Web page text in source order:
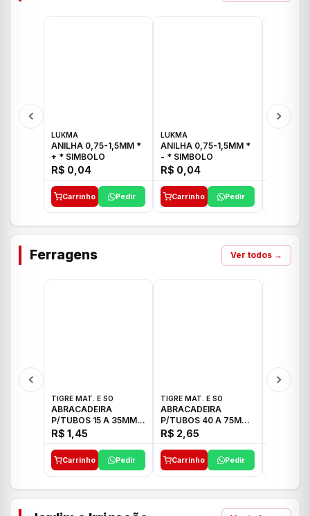
LUKMA
ANILHA 0,75-1,5MM *
+ * SIMBOLO
R$ 0,04
Carrinho Pedir
LUKMA
ANILHA 0,75-1,5MM *
- * SIMBOLO
R$ 0,04
Carrinho Pedir
Ferragens Ver todos →
TIGRE MAT. E SO
ABRACADEIRA
P/TUBOS 15 A 35MM
TIGRE
R$ 1,45
Carrinho Pedir
TIGRE MAT. E SO
ABRACADEIRA
P/TUBOS 40 A 75MM
TIGRE
R$ 2,65
Carrinho Pedir